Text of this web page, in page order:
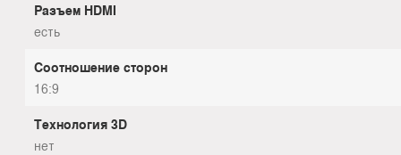
Разъем HDMI
есть
Соотношение сторон
16:9
Технология 3D
нет